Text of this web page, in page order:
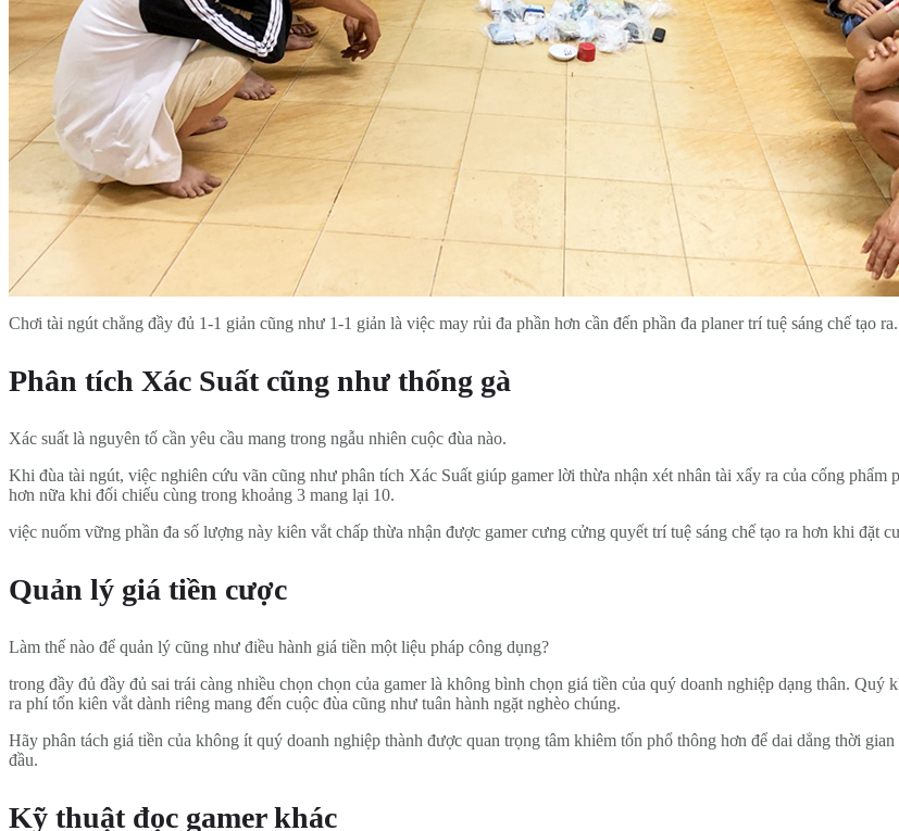
Chơi tài ngút chẳng đầy đủ 1-1 giản cũng như 1-1 giản là việc may rủi đa phần hơn cần đến phần đa planer trí tuệ sáng chế tạo
Phân tích Xác Suất cũng như thống gà
Xác suất là nguyên tố cần yêu cầu mang trong ngẫu nhiên cuộc đùa nào.
Khi đùa tài ngút, việc nghiên cứu vãn cũng như phân tích Xác Suất giúp gamer lời thừa nhận xét nhân tài xẩy ra của cống
hơn nữa khi đối chiếu cùng trong khoảng 3 mang lại 10.
việc nuốm vững phần đa số lượng này kiên vắt chấp thừa nhận được gamer cưng cửng quyết trí tuệ sáng chế tạo ra hơn khi đặt
Quản lý giá tiền cược
Làm thế nào để quản lý cũng như điều hành giá tiền một liệu pháp công dụng?
trong đầy đủ đầy đủ sai trái càng nhiều chọn chọn của gamer là không bình chọn giá tiền của quý doanh nghiệp dạng thân. Quý
ra phí tổn kiên vắt dành riêng mang đến cuộc đùa cũng như tuân hành ngặt nghèo chúng.
Hãy phân tách giá tiền của không ít quý doanh nghiệp thành được quan trọng tâm khiêm tốn phổ thông hơn để dai dẳng thời
đầu.
Kỹ thuật đọc gamer khác